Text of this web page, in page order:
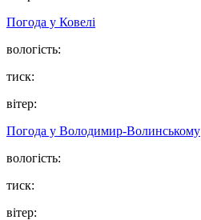
Погода у Ковелі
вологість:
тиск:
вітер:
Погода у Володимир-Волинському
вологість:
тиск:
вітер: